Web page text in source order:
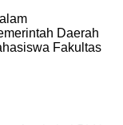
Daerah
Fakultas